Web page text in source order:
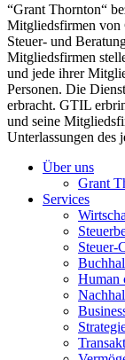
“Grant Thornton“
Mitgliedsfirmen
Steuer- und
Mitgliedsfirmen
und jede ihrer
Personen. Die
erbracht. GTIL
und seine
Unterlassungen des
Über uns
Grant
Services
Steuer-
Human